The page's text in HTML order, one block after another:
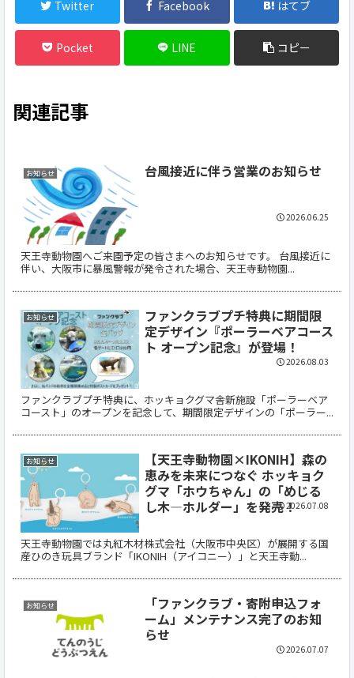
Twitter Facebook はてブ
Pocket LINE コピー
関連記事
お知らせ 台風接近に伴う営業のお知らせ
天王寺動物園へご来園予定の皆さまへのお知らせです。 台風接近に
伴い、大阪市に暴風警報が発令された場合、天王寺動物園...
2026.06.25
お知らせ
ファンクラブプチ特典に期間限
定デザイン『ポーラーベアコース
ト オープン記念』が登場！
ファンクラブプチ特典に、ホッキョクグマ舎新施設「ポーラーベア
コースト」のオープンを記念して、期間限定デザインの「ポーラー...
2026.08.03
お知らせ
【天王寺動物園×IKONIH】森の
恵みを未来につなぐ ホッキョク
グマ「ホウちゃん」の「めじる
し木―ホルダー」を発売！
天王寺動物園では丸紅木材株式会社（大阪市中央区）が展開する国
産ひのき玩具ブランド「IKONIH（アイコニー）」と天王寺動...
2026.07.08
お知らせ
「ファンクラブ・寄附申込フォ
ーム」メンテナンス完了のお知
らせ
2026.07.07